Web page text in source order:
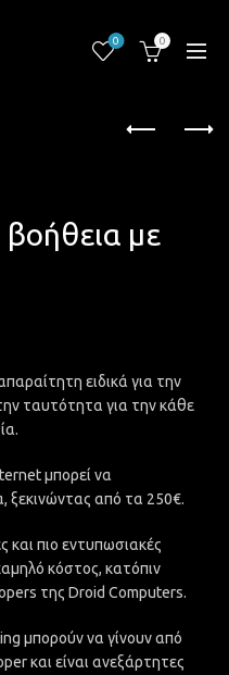
0 0
με
ειδικά για την
ταυτότητα για την κάθε
μπορεί να
ξεκινώντας από τα 250€.
και πιο εντυπωσιακές
κόστος, κατόπιν
της Droid Computers.
μπορούν να γίνουν από
και είναι ανεξάρτητες